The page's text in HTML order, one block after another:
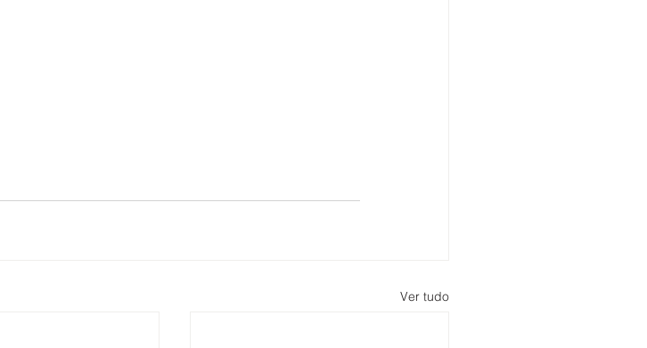
Ver tudo